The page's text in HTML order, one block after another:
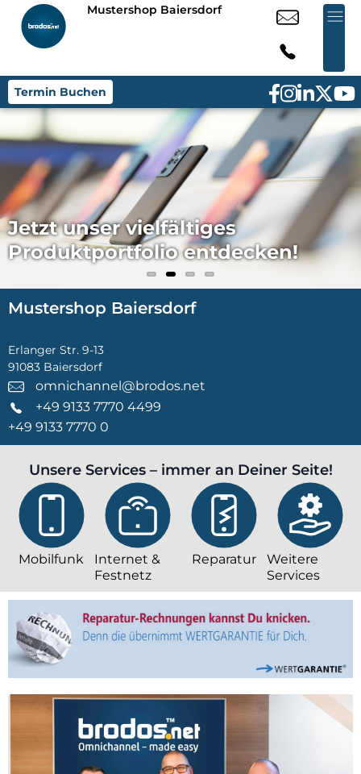
Mustershop Baiersdorf
Termin Buchen
Jetzt unser vielfältiges
Produktportfolio entdecken!
Mustershop Baiersdorf
Erlanger Str. 9-13
91083 Baiersdorf
omnichannel@brodos.net
+49 9133 7770 4499
+49 9133 7770 0
Unsere Services – immer an Deiner Seite!
Mobilfunk
Internet &
Festnetz
Reparatur
Weitere
Services